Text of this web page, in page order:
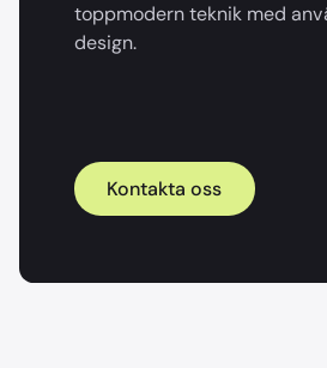
toppmodern teknik med
design.
Kontakta oss